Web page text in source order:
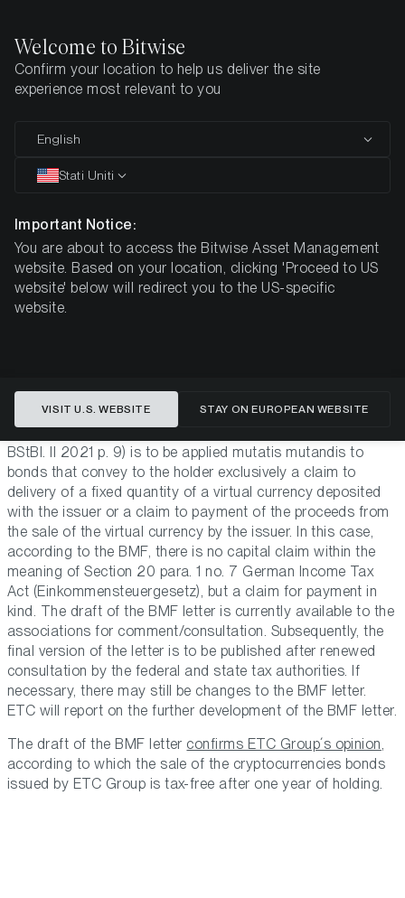
Information on the tax
(BMF) published a draft letter regarding individual questions
on the income tax treatment of virtual currencies and
tokens (Bundesfinanzministerium - Entwurf eines BMF-
Schreibens: Einzelfragen zur ertragsteuerrechtlichen
Behandlung von virtuellen Währungen und von Token
– BStBl.) II p. 834 and VIII R 4/15, BStBl II p. 835, BMF ruling
of February 6, 2018, IX R 33/17, BStBl. II p. 525) and Gold-
Bullion securities (cf. BMF ruling of 16. June 2020, VIII 7/17,
BStBl. II 2021 p. 9) is to be applied mutatis mutandis to
bonds that convey to the holder exclusively a claim to
delivery of a fixed quantity of a virtual currency deposited
with the issuer or a claim to payment of the proceeds from
the sale of the virtual currency by the issuer. In this case,
according to the BMF, there is no capital claim within the
meaning of Section 20 para. 1 no. 7 German Income Tax
Act (Einkommensteuergesetz), but a claim for payment in
kind. The draft of the BMF letter is currently available to the
associations for comment/consultation. Subsequently, the
final version of the letter is to be published after renewed
consultation by the federal and state tax authorities. If
necessary, there may still be changes to the BMF letter.
ETC will report on the further development of the BMF letter.
The draft of the BMF letter confirms ETC Group´s opinion,
according to which the sale of the cryptocurrencies bonds
issued by ETC Group is tax-free after one year of holding.
Welcome to Bitwise
Confirm your location to help us deliver the site
experience most relevant to you
English
Stati Uniti
Important Notice:
You are about to access the Bitwise Asset Management
website. Based on your location, clicking 'Proceed to US
website' below will redirect you to the US-specific
website.
VISIT U.S. WEBSITE STAY ON EUROPEAN WEBSITE